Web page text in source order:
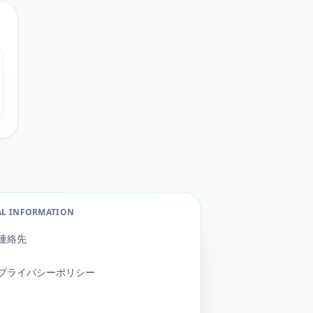
INFORMATION
絡先
ライバシーポリシー